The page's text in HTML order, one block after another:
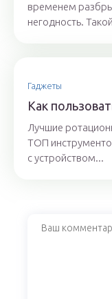
временем
негодность.
Гаджеты
Как
Лучшие
ТОП
с устройством...